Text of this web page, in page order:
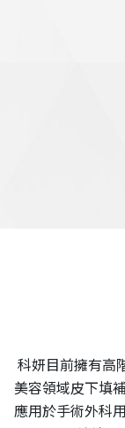
科妍目前擁有高
美容領域皮下填
應用於手術外科